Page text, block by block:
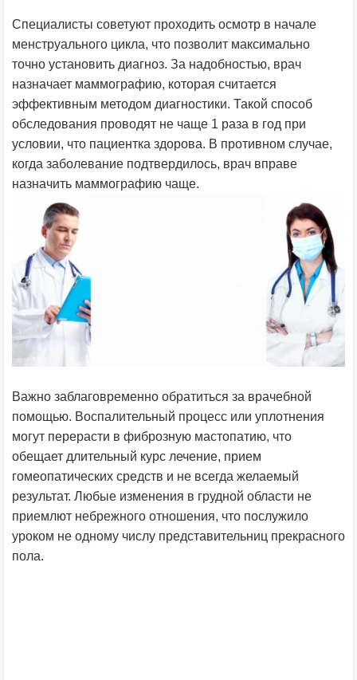
Специалисты советуют проходить осмотр в начале
менструального цикла, что позволит максимально
точно установить диагноз. За надобностью, врач
назначает маммографию, которая считается
эффективным методом диагностики. Такой способ
обследования проводят не чаще 1 раза в год при
условии, что пациентка здорова. В противном случае,
когда заболевание подтвердилось, врач вправе
назначить маммографию чаще.
Важно заблаговременно обратиться за врачебной
помощью. Воспалительный процесс или уплотнения
могут перерасти в фиброзную мастопатию, что
обещает длительный курс лечение, прием
гомеопатических средств и не всегда желаемый
результат. Любые изменения в грудной области не
приемлют небрежного отношения, что послужило
уроком не одному числу представительниц прекрасного
пола.